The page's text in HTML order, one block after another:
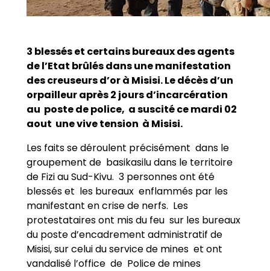
3 blessés et certains bureaux des agents
de l’Etat brûlés dans une manifestation
des creuseurs d’or à Misisi. Le décès d’un
orpailleur après 2 jours d’incarcération
au poste de police, a suscité ce mardi 02
aout une vive tension à Misisi.
Les faits se déroulent précisément dans le
groupement de basikasilu dans le territoire
de Fizi au Sud-Kivu. 3 personnes ont été
blessés et les bureaux enflammés par les
manifestant en crise de nerfs. Les
protestataires ont mis du feu sur les bureaux
du poste d’encadrement administratif de
Misisi, sur celui du service de mines et ont
vandalisé l’office de Police de mines